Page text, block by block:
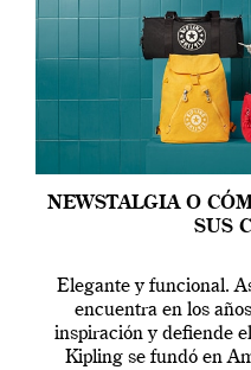
NEWSTALGIA O
SUS
Elegante y funcional.
encuentra en los
inspiración y defiende
Kipling se fundó en